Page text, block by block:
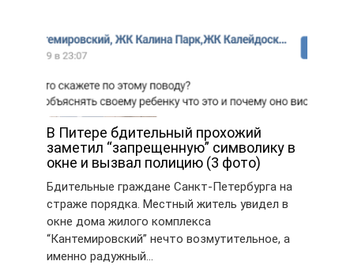
В Питере бдительный прохожий
заметил “запрещенную” символику в
окне и вызвал полицию (3 фото)
Бдительные граждане Санкт-Петербурга на
страже порядка. Местный житель увидел в
окне дома жилого комплекса
“Кантемировский” нечто возмутительное, а
именно радужный…